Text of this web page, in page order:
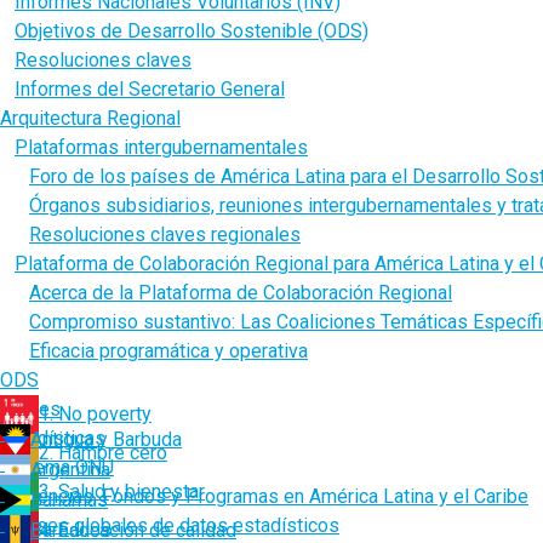
Objetivos de Desarrollo Sostenible (ODS)
Resoluciones claves
Informes del Secretario General
Arquitectura Regional
Plataformas intergubernamentales
Foro de los países de América Latina para el Desarrollo
Órganos subsidiarios, reuniones intergubernamentales y
Resoluciones claves regionales
Plataforma de Colaboración Regional para América Latina y el
Acerca de la Plataforma de Colaboración Regional
Compromiso sustantivo: Las Coaliciones Temáticas
Eficacia programática y operativa
ODS
1. No poverty
2. Hambre cero
3. Salud y bienestar
4. Educación de calidad
Países
Antigua y Barbuda
Argentina
Bahamas
Barbados
Estadísticas
Sistema ONU
Agencias, Fondos y Programas en América Latina y el Caribe
Bases globales de datos estadísticos